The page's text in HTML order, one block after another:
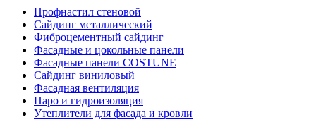
Профнастил стеновой
Сайдинг металлический
Фиброцементный сайдинг
Фасадные и цокольные панели
Фасадные панели COSTUNE
Сайдинг виниловый
Фасадная вентиляция
Паро и гидроизоляция
Утеплители для фасада и кровли